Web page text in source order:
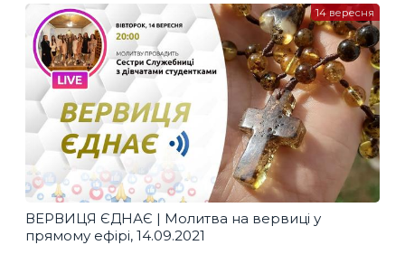
ВЕРВИЦЯ ЄДНАЄ | Молитва на вервиці у
прямому ефірі, 14.09.2021
14 вересня